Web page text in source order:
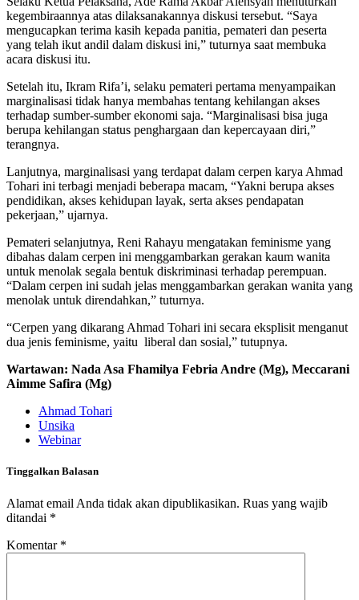
kegembiraannya atas dilaksanakannya diskusi tersebut. “Saya
mengucapkan terima kasih kepada panitia, pemateri dan peserta
yang telah ikut andil dalam diskusi ini,” tuturnya saat membuka
acara diskusi itu.
Setelah itu, Ikram Rifa’i, selaku pemateri pertama menyampaikan
marginalisasi tidak hanya membahas tentang kehilangan akses
terhadap sumber-sumber ekonomi saja. “Marginalisasi bisa juga
berupa kehilangan status penghargaan dan kepercayaan diri,”
terangnya.
Lanjutnya, marginalisasi yang terdapat dalam cerpen karya Ahmad
Tohari ini terbagi menjadi beberapa macam, “Yakni berupa akses
pendidikan, akses kehidupan layak, serta akses pendapatan
pekerjaan,” ujarnya.
Pemateri selanjutnya, Reni Rahayu mengatakan feminisme yang
dibahas dalam cerpen ini menggambarkan gerakan kaum wanita
untuk menolak segala bentuk diskriminasi terhadap perempuan.
“Dalam cerpen ini sudah jelas menggambarkan gerakan wanita yang
menolak untuk direndahkan,” tuturnya.
“Cerpen yang dikarang Ahmad Tohari ini secara eksplisit menganut
dua jenis feminisme, yaitu liberal dan sosial,” tutupnya.
Wartawan: Nada Asa Fhamilya Febria Andre (Mg), Meccarani
Aimme Safira (Mg)
Ahmad Tohari
Unsika
Webinar
Tinggalkan Balasan
Alamat email Anda tidak akan dipublikasikan. Ruas yang wajib
ditandai *
Komentar *